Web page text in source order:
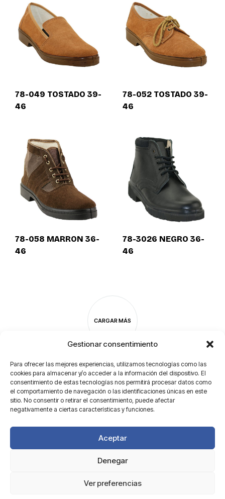
Gestionar consentimiento
Para ofrecer las mejores experiencias, utilizamos tecnologías como las
cookies para almacenar y/o acceder a la información del dispositivo. El
consentimiento de estas tecnologías nos permitirá procesar datos como
el comportamiento de navegación o las identificaciones únicas en este
sitio. No consentir o retirar el consentimiento, puede afectar
negativamente a ciertas características y funciones.
Aceptar
Denegar
Ver preferencias
78-049 TOSTADO 39-
46
78-052 TOSTADO 39-
46
78-058 MARRON 36-
46
78-3026 NEGRO 36-
46
CARGAR MÁS